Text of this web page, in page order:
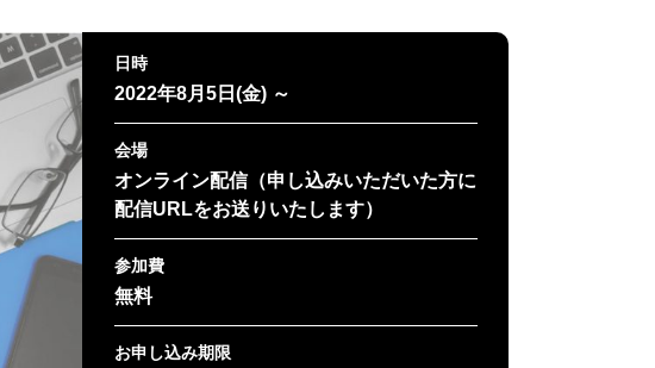
日時
2022年8月5日(金) ～
会場
オンライン配信（申し込みいただいた方に
配信URLをお送りいたします）
参加費
無料
お申し込み期限